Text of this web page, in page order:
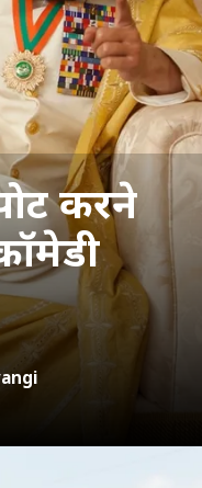
करने